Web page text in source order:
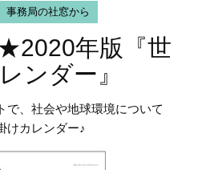
事務局の社窓から
年版『世
ンダー』
で、社会や地球環境について
けカレンダー♪